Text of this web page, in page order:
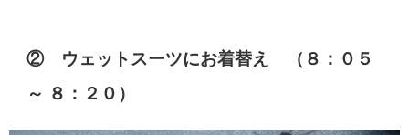
② ウェットスーツにお着替え （８：０５
～ ８：２０）